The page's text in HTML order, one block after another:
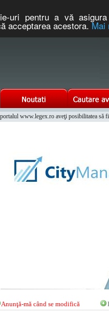
uri pentru a vă
acceptarea acestora.Mai
portalul www.legex.ro aveţi posibilitatea
Integrat al Parcului Auto
Anunţă-mă când se modifică